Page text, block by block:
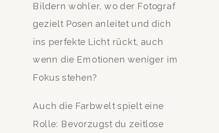
Bildern wohler, wo der Fotograf
gezielt Posen anleitet und dich
ins perfekte Licht rückt, auch
wenn die Emotionen weniger im
Fokus stehen?
Auch die Farbwelt spielt eine
Rolle: Bevorzugst du zeitlose